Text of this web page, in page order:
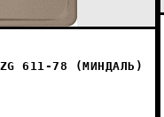
611-78 (МИНДАЛЬ)